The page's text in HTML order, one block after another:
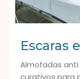
Escaras
Almofadas
curativos para